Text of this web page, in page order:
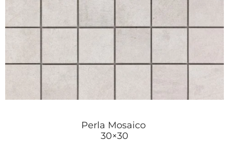
Perla Mosaico
30×30